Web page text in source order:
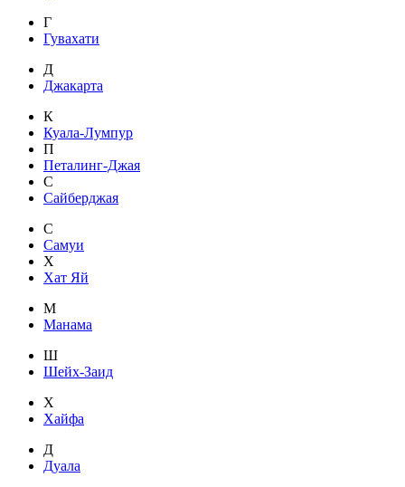
Г
Гувахати
Д
Джакарта
К
Куала-Лумпур
П
Петалинг-Джая
С
Сайберджая
С
Самуи
Х
Хат Яй
М
Манама
Ш
Шейх-Заид
Х
Хайфа
Д
Дуала